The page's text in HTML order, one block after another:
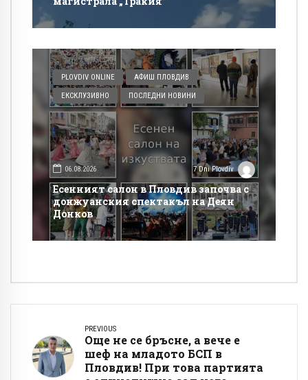
PLOVDIV ONLINE АФИШ ПЛОВДИВ
ЕКСКЛУЗИВНО ПОСЛЕДНИ НОВИНИ
06.08.2026 7 Dni Plovdiv
Есенният салон в Пловдив започва с
донжуанския спектакъл на Деян
Донков
PREVIOUS
Още не се бръсне, а вече е
шеф на младото БСП в
Пловдив! При това партията